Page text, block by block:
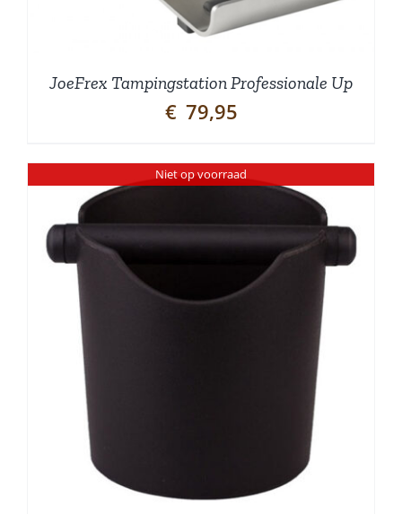
JoeFrex Tampingstation Professionale Up
€ 79,95
Niet op voorraad